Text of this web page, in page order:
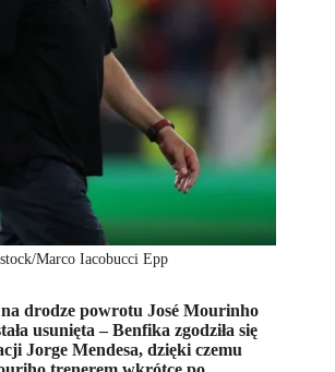
Marco Iacobucci Epp
drodze powrotu José Mourinho
usunięta – Benfika zgodziła się
Jorge Mendesa, dzięki czemu